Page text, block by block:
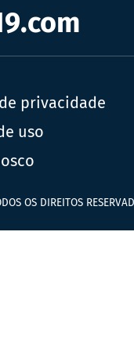
privacidade
uso
OS DIREITOS